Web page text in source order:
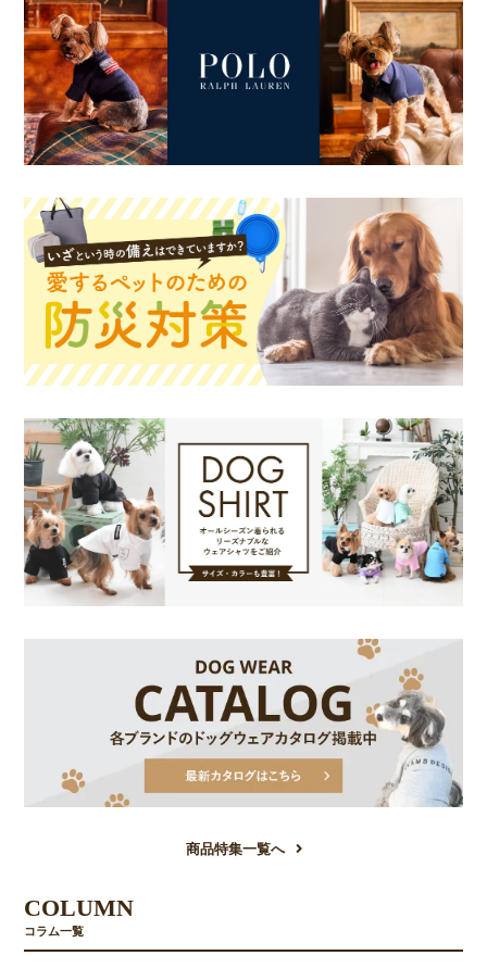
商品特集一覧へ
COLUMN
コラム一覧